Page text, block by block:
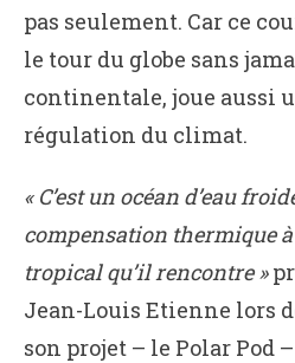
pas seulement. Car ce
le tour du globe sans
continentale, joue aussi
régulation du climat.
« C’est un océan d’eau
compensation thermique à
tropical qu’il rencontre »
Jean-Louis Etienne lors
son projet – le Polar Pod